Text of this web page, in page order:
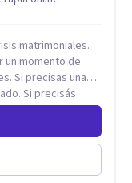
matrimoniales.
un momento de
Si precisas una
Si precisás
objetivos,
no es tan
y tu
No dudes
la situación que